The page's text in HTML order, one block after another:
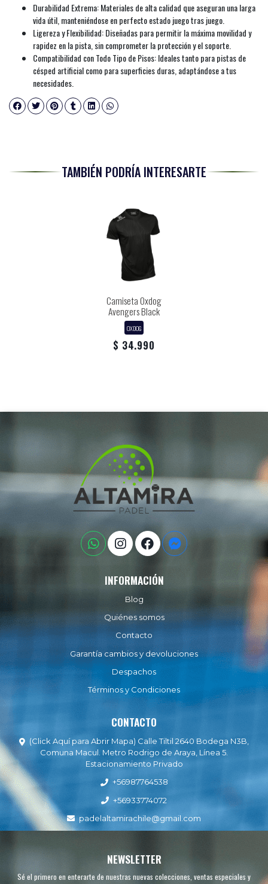
Durabilidad Extrema: Materiales de alta calidad que aseguran una larga
vida útil, manteniéndose en perfecto estado juego tras juego.
Ligereza y Flexibilidad: Diseñadas para permitir la máxima movilidad y
rapidez en la pista, sin comprometer la protección y el soporte.
Compatibilidad con Todo Tipo de Pisos: Ideales tanto para pistas de
césped artificial como para superficies duras, adaptándose a tus
necesidades.
TAMBIÉN PODRÍA INTERESARTE
Camiseta Oxdog
Avengers Black
OXDOG
$ 34.990
INFORMACIÓN
Blog
Quiénes somos
Contacto
Garantía cambios y devoluciones
Despachos
Términos y Condiciones
CONTACTO
(Click Aquí para Abrir Mapa) Calle Tiltil 2640 Bodega N3B,
Comuna Macul. Metro Rodrigo de Araya, Línea 5.
Estacionamiento Privado
+56987764538
+56933774072
padelaltamirachile@gmail.com
NEWSLETTER
Sé el primero en enterarte de nuestras nuevas colecciones, ventas especiales y